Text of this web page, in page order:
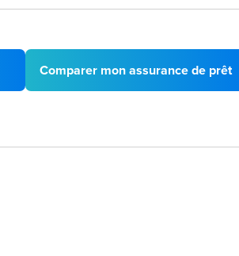
Comparer mon assurance de prêt